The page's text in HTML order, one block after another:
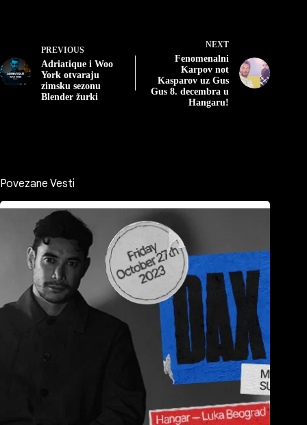
PREVIOUS
Adriatique i Woo
York otvaraju
zimsku sezonu
Blender žurki
NEXT
Fenomenalni
Karpov not
Kasparov uz Gus
Gus 8. decembra u
Hangaru!
Povezane Vesti